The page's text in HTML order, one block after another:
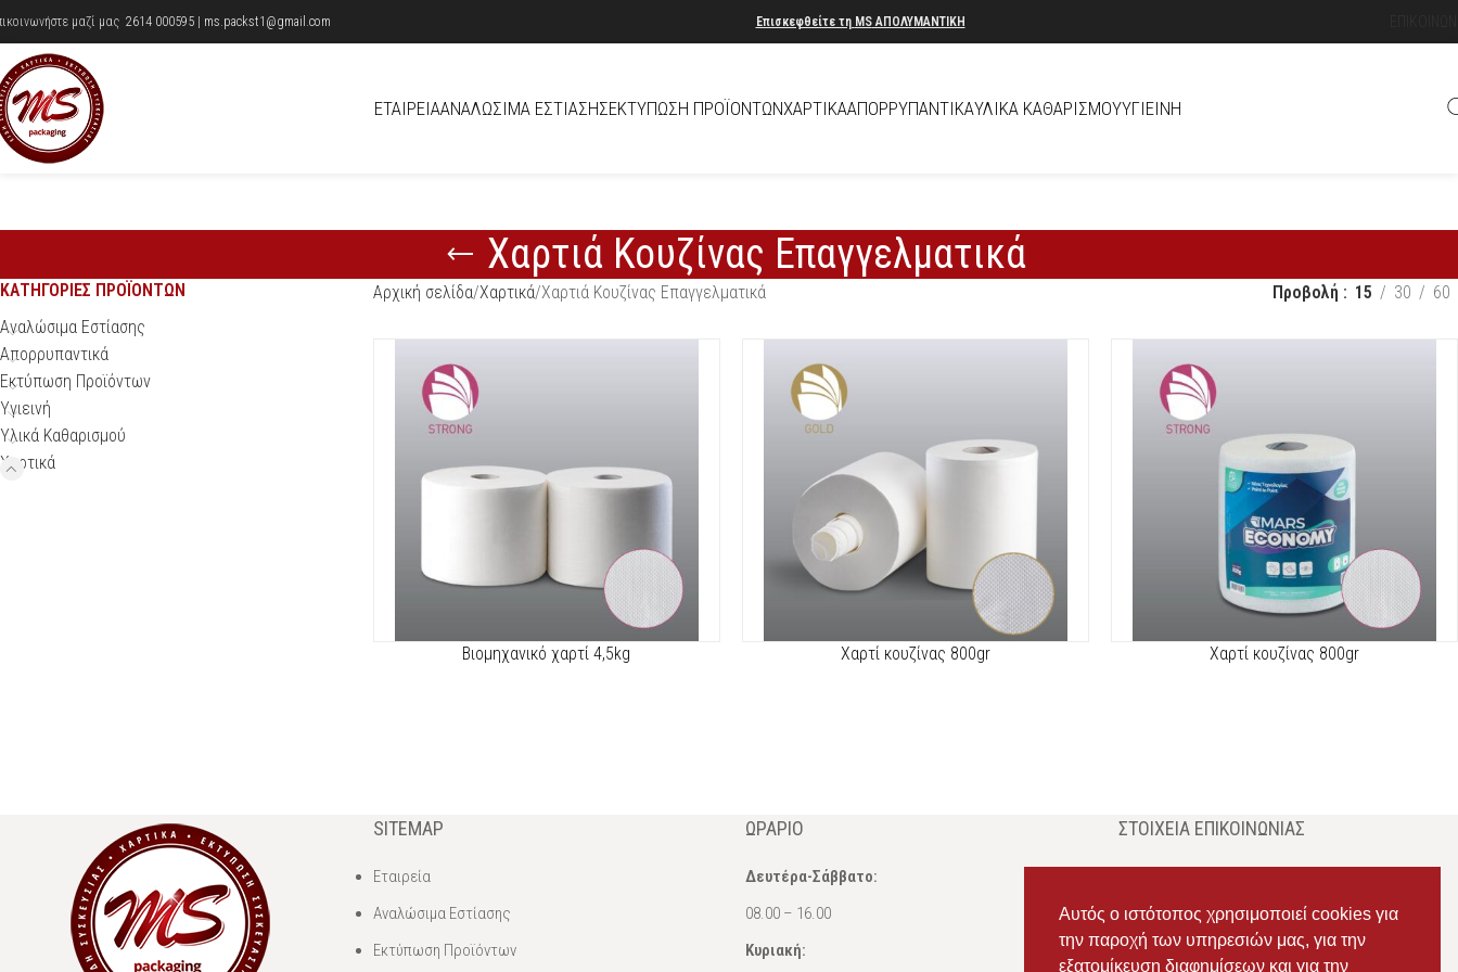
Αυτός ο ιστότοπος χρησιμοποιεί cookies για
την παροχή των υπηρεσιών μας, για την
εξατομίκευση διαφημίσεων και για την
μαζί μας 2614 000595 ms.packst1@gmail.com Επισκεφθείτε τη MSΑΠΟΛΥΜΑΝΤΙΚΗ
ΕΤΑΙΡΕΊΑΑΝΑΛΏΣΙΜΑ ΕΣΤΊΑΣΗΣΕΚΤΎΠΩΣΗ ΠΡΟΪΌΝΤΩΝΧΑΡΤΙΚΆΑΠΟΡΡΥΠΑΝΤΙΚΆΥΛΙΚΆ ΚΑΘΑΡΙΣΜΟΎΥΓΙΕΙΝΉ
Χαρτιά Κουζίνας Επαγγελματικά
ΚΑΤΗΓΟΡΊΕΣ ΠΡΟΪΌΝΤΩΝ
Αναλώσιμα Εστίασης
Απορρυπαντικά
Εκτύπωση Προϊόντων
Υγιεινή
Υλικά Καθαρισμού
Χαρτικά
Αρχική σελίδα Χαρτικά Χαρτιά Κουζίνας Επαγγελματικά Προβολή 15 30 60
Βιομηχανικό χαρτί 4,5kg Χαρτί κουζίνας 800gr Χαρτί κουζίνας 800gr
SITEMAP
Εταιρεία
Αναλώσιμα Εστίασης
Εκτύπωση Προϊόντων
ΩΡΆΡΙΟ
Δευτέρα-Σάββατο:
08.00 – 16.00
Κυριακή:
ΣΤΟΙΧΕΊΑ ΕΠΙΚΟΙΝΩΝΊΑΣ
Σταθερό:2614 000595
Κινητό: 69434 75072, Σαλπόγλου Μαρία